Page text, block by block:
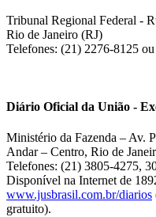
Tribunal Regional Federal -
Rio de Janeiro (RJ)
Telefones: (21) 2276-8125
Diário Oficial da União -
Ministério da Fazenda – Av.
Andar – Centro, Rio de
Telefones: (21) 3805-4275,
Disponível na Internet de
www.jusbrasil.com.br/diarios
gratuito).